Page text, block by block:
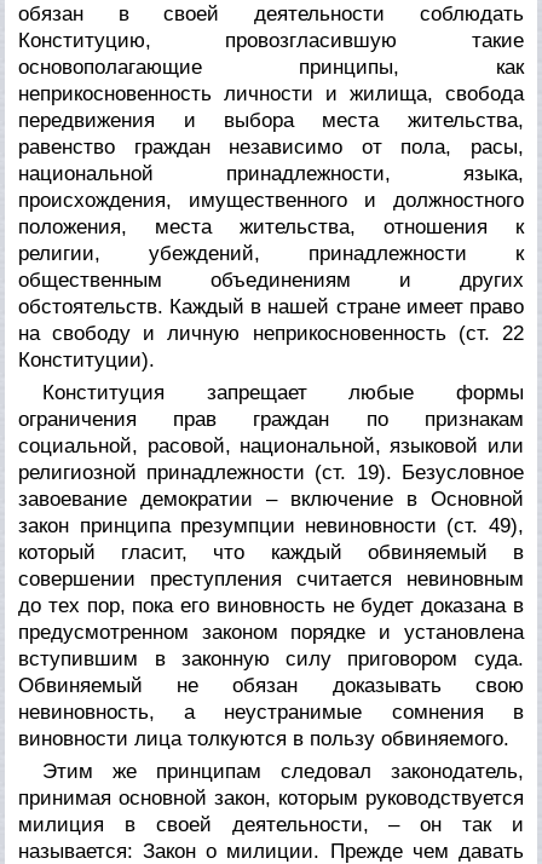
обязан в своей деятельности соблюдать
Конституцию, провозгласившую такие
основополагающие принципы, как
неприкосновенность личности и жилища, свобода
передвижения и выбора места жительства,
равенство граждан независимо от пола, расы,
национальной принадлежности, языка,
происхождения, имущественного и должностного
положения, места жительства, отношения к
религии, убеждений, принадлежности к
общественным объединениям и других
обстоятельств. Каждый в нашей стране имеет право
на свободу и личную неприкосновенность (ст. 22
Конституции).
Конституция запрещает любые формы
ограничения прав граждан по признакам
социальной, расовой, национальной, языковой или
религиозной принадлежности (ст. 19). Безусловное
завоевание демократии – включение в Основной
закон принципа презумпции невиновности (ст. 49),
который гласит, что каждый обвиняемый в
совершении преступления считается невиновным
до тех пор, пока его виновность не будет доказана в
предусмотренном законом порядке и установлена
вступившим в законную силу приговором суда.
Обвиняемый не обязан доказывать свою
невиновность, а неустранимые сомнения в
виновности лица толкуются в пользу обвиняемого.
Этим же принципам следовал законодатель,
принимая основной закон, которым руководствуется
милиция в своей деятельности, – он так и
называется: Закон о милиции. Прежде чем давать